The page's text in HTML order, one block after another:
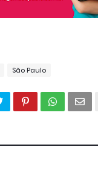
São Paulo